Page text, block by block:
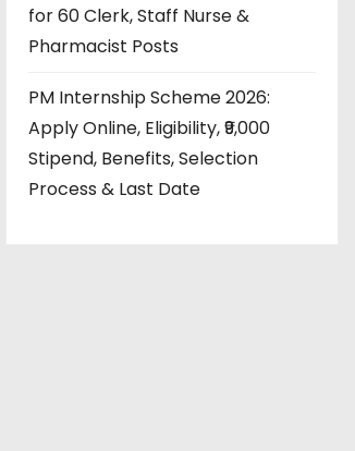
for 60 Clerk, Staff Nurse &
Pharmacist Posts
PM Internship Scheme 2026:
Apply Online, Eligibility, ₹9,000
Stipend, Benefits, Selection
Process & Last Date